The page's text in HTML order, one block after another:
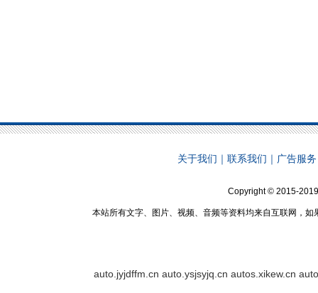
关于我们 ｜ 联系我们 ｜ 广告服务
Copyright © 2015-
本站所有文字、图片、视频、音频等资料均来自互联网，
auto.jyjdffm.cn auto.ysjsyjq.cn autos.xikew.cn